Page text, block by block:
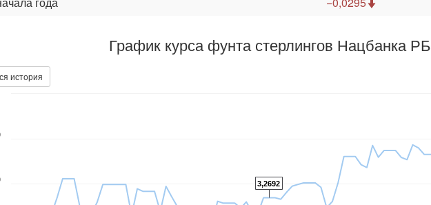
График курса фунта стерлингов Нацбанка РБ
история
3,2692